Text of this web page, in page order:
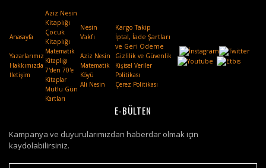
Anasayfa
Yazarlarımız
Hakkımızda
İletişim
Aziz Nesin
Kitaplığı
Çocuk
Kitaplığı
Matematik
Kitaplığı
7'den 70'e
Kitaplar
Mutlu Gün
Kartları
Nesin
Vakfı
Aziz Nesin
Matematik
Köyü
Ali Nesin
Kargo Takip
İptal, İade Şartları
ve Geri Ödeme
Gizlilik ve Güvenlik
Kişisel Veriler
Politikası
Çerez Politikası
E-BÜLTEN
Kampanya ve duyurularımızdan haberdar olmak için
kaydolabilirsiniz.